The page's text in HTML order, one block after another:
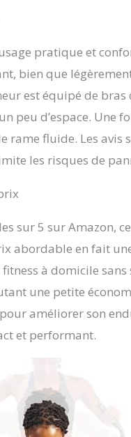
pratique et
bien que
est équipé de
peu d’espace. Une
rame fluide. Les avis
les risques de
sur 5 sur Amazon,
abordable en fait
à domicile sans
une petite
améliorer son
et performant.